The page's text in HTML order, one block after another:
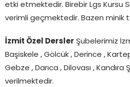
etki etmektedir. Birebir Lgs Kursu
verimli geçmektedir. Bazen minik
İzmit Özel Dersler Şubelerimiz
Başiskele , Gölcük , Derince ,
Gebze , Darıca , Dilovası , Kandıra
verilmektedir.